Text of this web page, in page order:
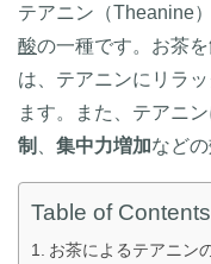
テアニン（Theanine
酸の一種です。お茶
は、テアニンにリラ
ます。また、テアニ
制
集中力増加など
Table of Contents
お茶によるテアニン